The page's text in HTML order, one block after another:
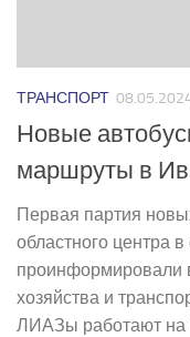
ТРАНСПОРТ
Новые
маршруты в
Первая партия
областного центра
проинформировали
хозяйства и
ЛИАЗы работают на